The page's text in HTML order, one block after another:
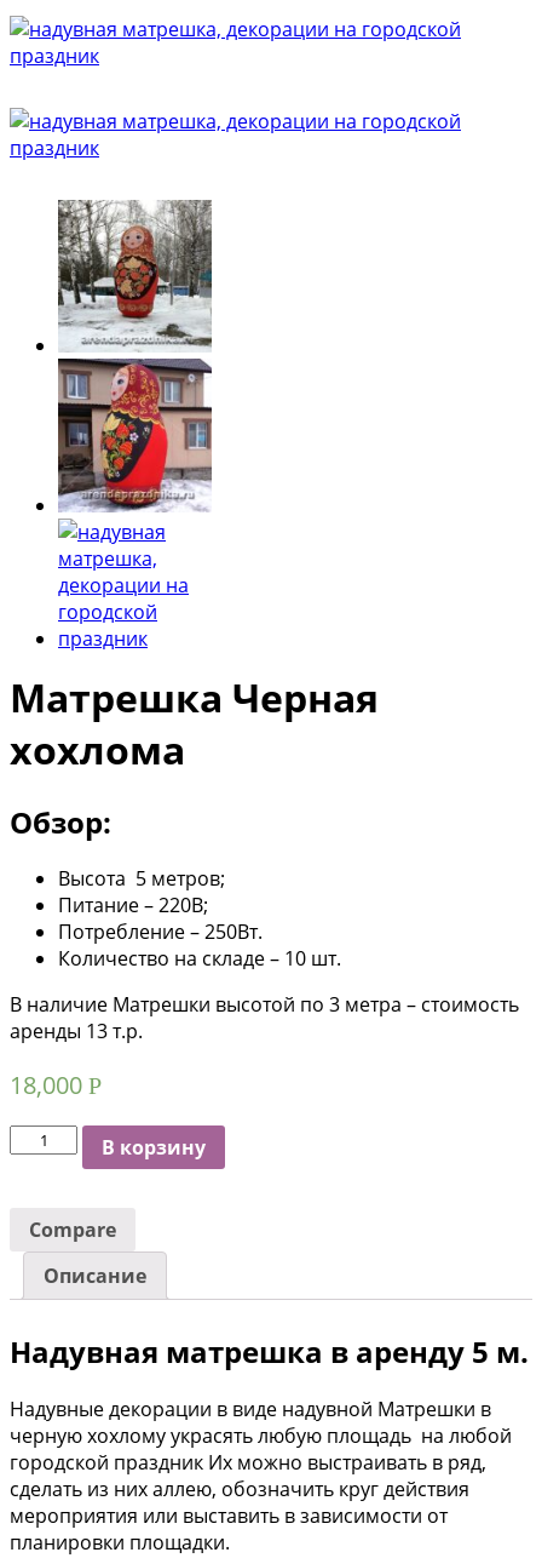
Матрешка Черная
хохлома
Обзор:
Высота 5 метров;
Питание – 220В;
Потребление – 250Вт.
Количество на складе – 10 шт.
В наличие Матрешки высотой по 3 метра – стоимость
аренды 13 т.р.
18,000 Р
КоличествоВ корзину
Compare
Описание
Надувная матрешка в аренду 5 м.
Надувные декорации в виде надувной Матрешки в
черную хохлому украсять любую площадь на любой
городской праздник Их можно выстраивать в ряд,
сделать из них аллею, обозначить круг действия
мероприятия или выставить в зависимости от
планировки площадки.